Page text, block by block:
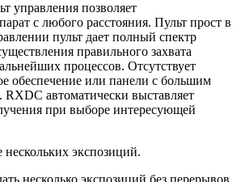
управления позволяет
с любого расстояния. Пульт прост в
пульт дает полный спектр
правильного захвата
процессов. Отсутствует
обеспечение или панели с большим
RXDC автоматически выставляет
при выборе интересующей
нескольких экспозиций.
несколько экспозиций без перерывов.